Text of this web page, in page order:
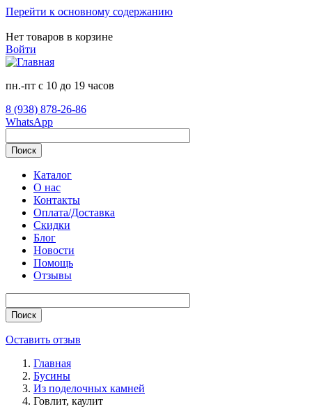
Перейти к основному содержанию
Нет товаров в корзине
Войти
пн.-пт с 10 до 19 часов
8 (938) 878-26-86
WhatsApp
Поиск
Каталог
О нас
Контакты
Оплата/Доставка
Скидки
Блог
Новости
Помощь
Отзывы
Поиск
Оставить отзыв
Главная
Бусины
Из поделочных камней
Говлит, каулит